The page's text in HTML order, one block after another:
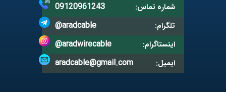
شماره تماس: 09120961243
تلگرام: @aradcable
اینستاگرام: @aradwirecable
ایمیل: aradcable@gmail.com